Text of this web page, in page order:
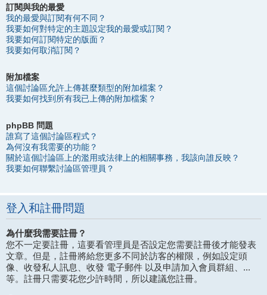
訂閱與我的最愛
我的最愛與訂閱有何不同？
我要如何對特定的主題設定我的最愛或訂閱？
我要如何訂閱特定的版面？
我要如何取消訂閱？
附加檔案
這個討論區允許上傳甚麼類型的附加檔案？
我要如何找到所有我已上傳的附加檔案？
phpBB 問題
誰寫了這個討論區程式？
為何沒有我需要的功能？
關於這個討論區上的濫用或法律上的相關事務，我該向誰反映？
我要如何聯繫討論區管理員？
登入和註冊問題
為什麼我需要註冊？
您不一定要註冊，這要看管理員是否設定您需要註冊後才能發表
文章。但是，註冊將給您更多不同於訪客的權限，例如設定頭
像、收發私人訊息、收發 電子郵件 以及申請加入會員群組、...
等。註冊只需要花您少許時間，所以建議您註冊。